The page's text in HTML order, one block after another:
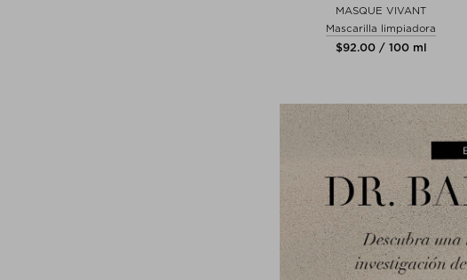
MASQUE VIVANT
Mascarilla limpiadora
$‌92.00 / 100 ml